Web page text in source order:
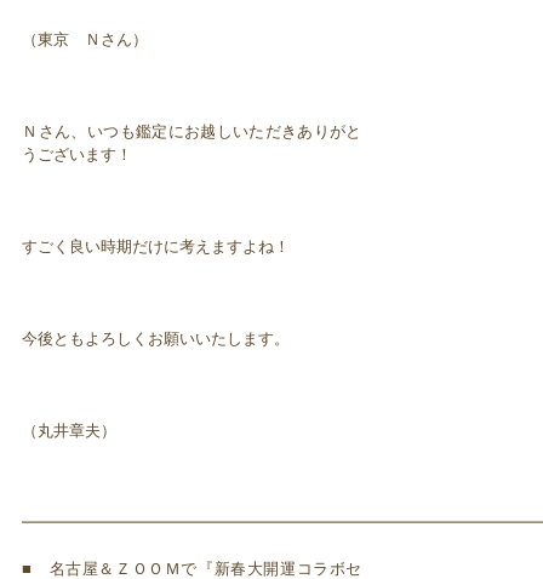
（東京 Ｎさん）
Ｎさん、いつも鑑定にお越しいただきありがと
うございます！
すごく良い時期だけに考えますよね！
今後ともよろしくお願いいたします。
（丸井章夫）
■ 名古屋＆ＺＯＯＭで『新春大開運コラボセ